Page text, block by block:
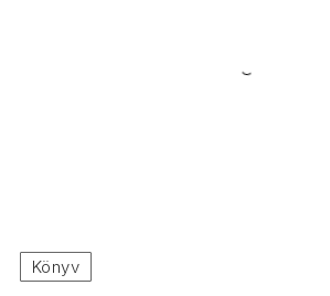
Könyv